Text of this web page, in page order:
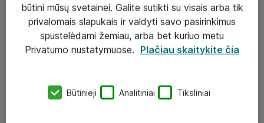
Įgyvendinti projektai
Atea ekspertų patarimai verslui
eShop@atea.lt
būtini mūsų svetainei. Galite sutikti su visais arba tik
privalomais slapukais ir valdyti savo pasirinkimus
spustelėdami žemiau, arba bet kuriuo metu
Privatumo nustatymuose. Plačiau skaitykite čia
Būtinieji Analitiniai Tiksliniai